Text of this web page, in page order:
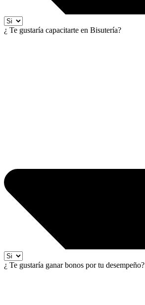
¿ Te gustaría capacitarte en Bisutería?
¿ Te gustaría ganar bonos por tu desempeño?